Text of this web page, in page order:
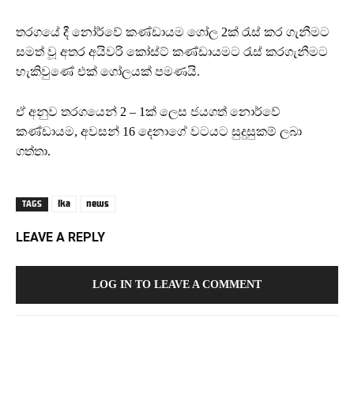
තරගයේ දී නෝර්වේ කණ්ඩායම ගෝල 2ක් රැස් කර ගැනීමට
සමත් වූ අතර අයිවරි කෝස්ට් කණ්ඩායමට රැස් කරගැනීමට
හැකිවුණේ එක් ගෝලයක් පමණයි.
ඒ අනුව තරගයෙන් 2 – 1ක් ලෙස ජයගත් නොර්වේ
කණ්ඩායම, අවසන් 16 දෙනාගේ වටයට සුදුසුකම් ලබා
ගත්තා.
TAGS lka news
LEAVE A REPLY
LOG IN TO LEAVE A COMMENT